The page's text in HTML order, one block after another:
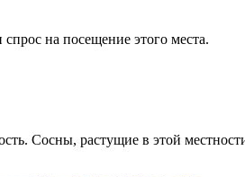
на посещение этого места.
Сосны, растущие в этой